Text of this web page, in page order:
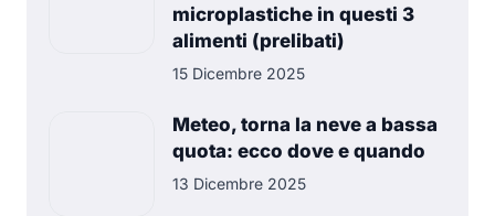
microplastiche in questi 3
alimenti (prelibati)
15 Dicembre 2025
Meteo, torna la neve a bassa
quota: ecco dove e quando
13 Dicembre 2025